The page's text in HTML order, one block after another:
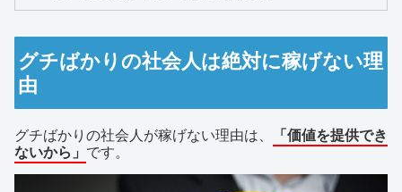
グチばかりの社会人は絶対に稼げない理
由
グチばかりの社会人が稼げない理由は、
「価値を提供でき
ないから」 です。